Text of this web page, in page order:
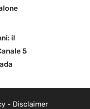
il
5
- Disclaimer